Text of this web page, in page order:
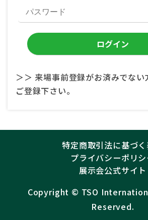
＞＞ 来場事前登録がお済みでない
ご登録下さい。
特定商取引法に基づ
プライバシーポリシ
展示会公式サイト
Copyright ©︎ TSO
Reserved.